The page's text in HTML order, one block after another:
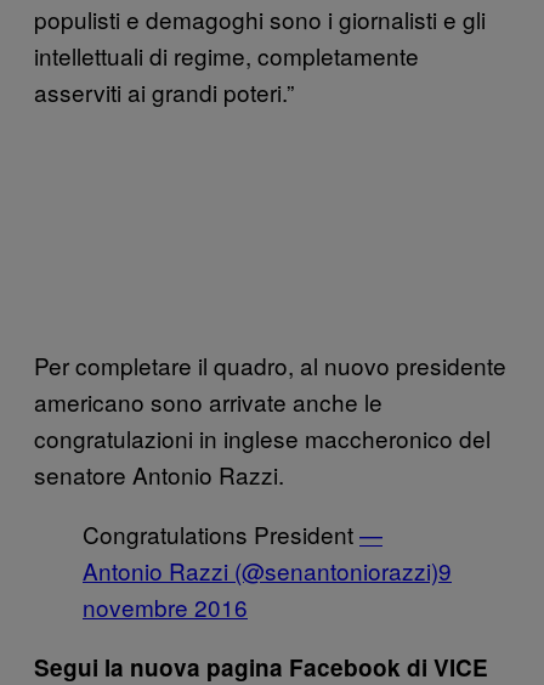
populisti e demagoghi sono i giornalisti e gli
intellettuali di regime, completamente
asserviti ai grandi poteri.”
Per completare il quadro, al nuovo presidente
americano sono arrivate anche le
congratulazioni in inglese maccheronico del
senatore Antonio Razzi.
Congratulations President—
Antonio Razzi (@senantoniorazzi)9
novembre 2016
Segui la nuova pagina Facebook di VICE